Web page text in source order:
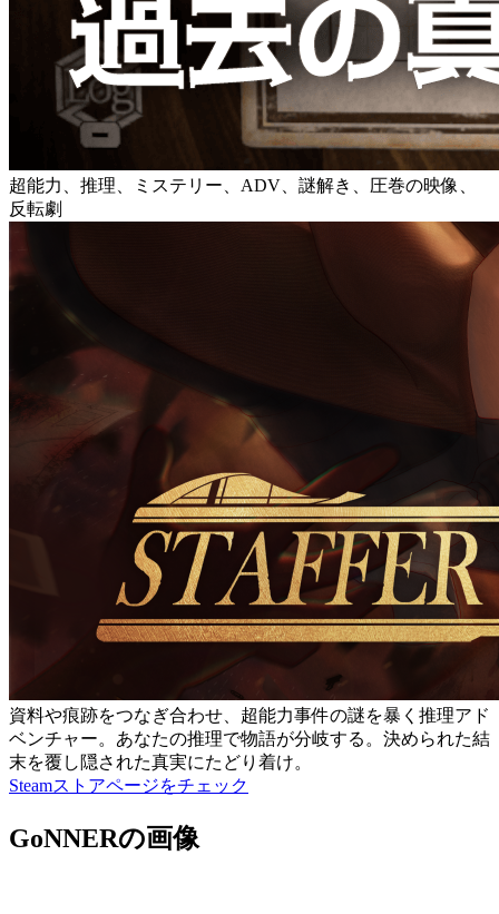
超能力、推理、ミステリー、ADV、謎解き、圧巻の映像、
反転劇
資料や痕跡をつなぎ合わせ、超能力事件の謎を暴く推理アド
ベンチャー。あなたの推理で物語が分岐する。決められた結
末を覆し隠された真実にたどり着け。
Steamストアページをチェック
GoNNERの画像